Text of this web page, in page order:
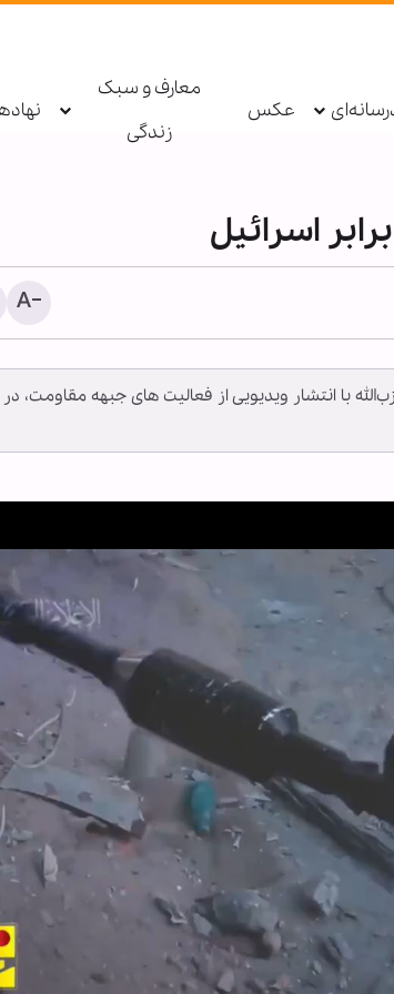
عکس
معارف و سبک
زندگی
اسرائیل
با انتشار ویدیویی از فعالیت های جبهه مقاومت،
خبرنگار چگونه